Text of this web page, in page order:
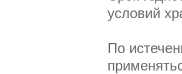
условий
По